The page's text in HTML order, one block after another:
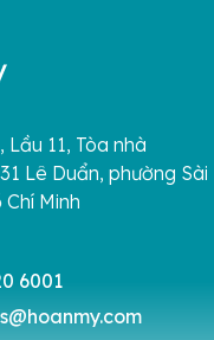
Lầu 11, Tòa nhà
Lê Duẩn, phường Sài
Chí Minh
6001